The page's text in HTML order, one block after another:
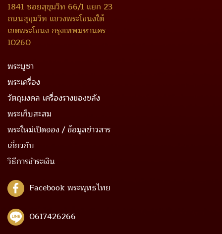
1841 ซอยสุขุมวิท 66/1 แยก 23
ถนนสุขุมวิท แขวงพระโขนงใต้
เขตพระโขนง กรุงเทพมหานคร
10260
พระบูชา
พระเครื่อง
วัตถุมงคล เครื่องรางของขลัง
พระเก็บสะสม
พระใหม่เปิดจอง / ข้อมูลข่าวสาร
เกี่ยวกับ
วิธีการชำระเงิน
Facebook พระพุทธไทย
0617426266